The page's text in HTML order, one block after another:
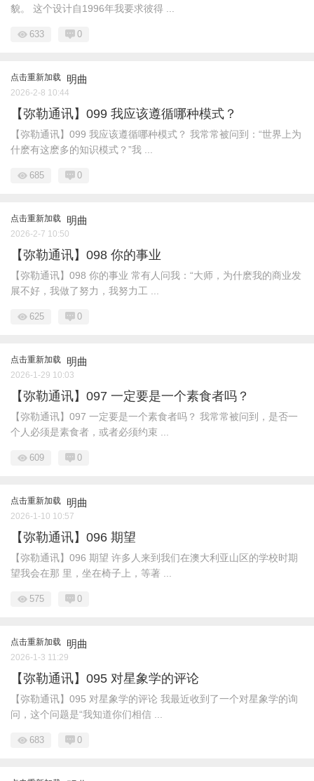
貌。 这个设计自1996年我要求彼得 ...
633 0
点击重新加载 明曲
2026-2-8 10:44
【弥勒通讯】099 我应该遵循哪种模式？
【弥勒通讯】099 我应该遵循哪种模式？ 我常常被问到：“世界上为
什麽有这麽多的知识模式？”我 ...
685 0
点击重新加载 明曲
2026-2-7 10:50
【弥勒通讯】098 你的事业
【弥勒通讯】098 你的事业 常有人问我：“大师，为什麽我的商业发
展不好，我做了努力，我努力工 ...
625 0
点击重新加载 明曲
2026-1-29 10:03
【弥勒通讯】097 一定要是一个素食者吗？
【弥勒通讯】097 一定要是一个素食者吗？ 我常常被问到，是否一
个人必须是素食者，或者必须约束 ...
609 0
点击重新加载 明曲
2026-1-10 10:57
【弥勒通讯】096 期望
【弥勒通讯】096 期望 许多人来到我们在澳大利亚山区的学校时期
望我会在那 里，坐在椅子上，等著 ...
575 0
点击重新加载 明曲
2026-1-3 11:29
【弥勒通讯】095 对星象学的评论
【弥勒通讯】095 对星象学的评论 我最近收到了一个对星象学的询
问，这个问题是“我知道你们相信 ...
683 0